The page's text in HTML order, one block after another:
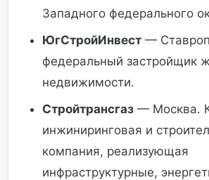
Западного федерального
ЮгСтройИнвест —
федеральный застройщик
недвижимости.
Стройтрансгаз — Москва.
инжиниринговая и
компания, реализующая
инфраструктурные,